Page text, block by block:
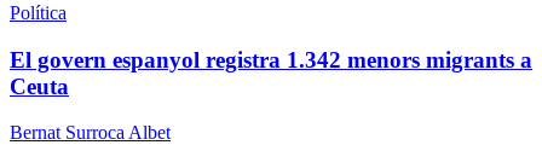
Política
El govern espanyol registra 1.342 menors migrants a
Ceuta
Bernat Surroca Albet